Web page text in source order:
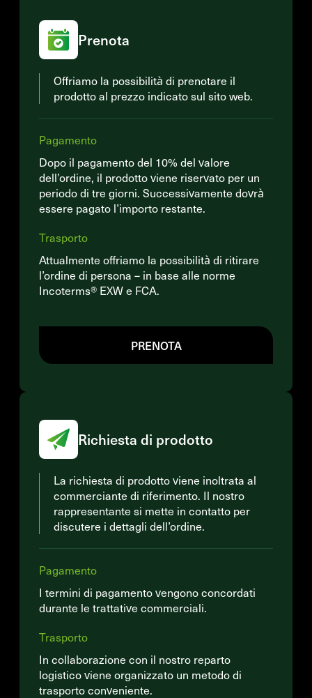
Prenota
Offriamo la possibilità di prenotare il
prodotto al prezzo indicato sul sito web.
Pagamento
Dopo il pagamento del 10% del valore
dell’ordine, il prodotto viene riservato per un
periodo di tre giorni. Successivamente dovrà
essere pagato l’importo restante.
Trasporto
Attualmente offriamo la possibilità di ritirare
l’ordine di persona – in base alle norme
Incoterms® EXW e FCA.
PRENOTA
Richiesta di prodotto
La richiesta di prodotto viene inoltrata al
commerciante di riferimento. Il nostro
rappresentante si mette in contatto per
discutere i dettagli dell’ordine.
Pagamento
I termini di pagamento vengono concordati
durante le trattative commerciali.
Trasporto
In collaborazione con il nostro reparto
logistico viene organizzato un metodo di
trasporto conveniente.